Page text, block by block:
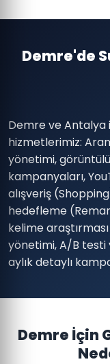
Demre'de
Demre ve Antalya
hizmetlerimiz:
yönetimi,
kampanyaları,
alışveriş
hedefleme
kelime
yönetimi, A/B testi
aylık detaylı
Demre İçin